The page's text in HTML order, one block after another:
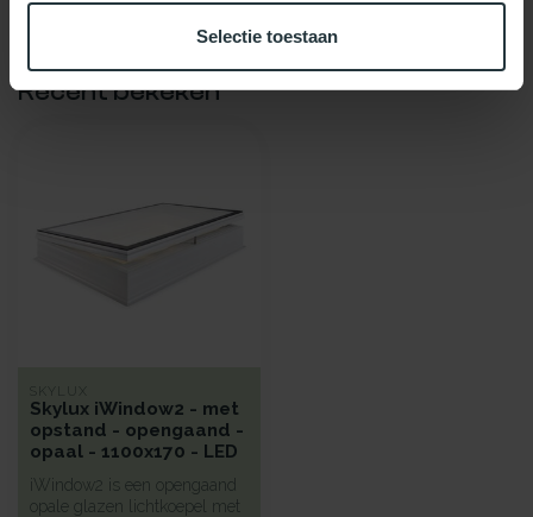
Selectie toestaan
Recent bekeken
SKYLUX
Skylux iWindow2 - met
opstand - opengaand -
opaal - 1100x170 - LED
iWindow2 is een opengaand
opale glazen lichtkoepel met